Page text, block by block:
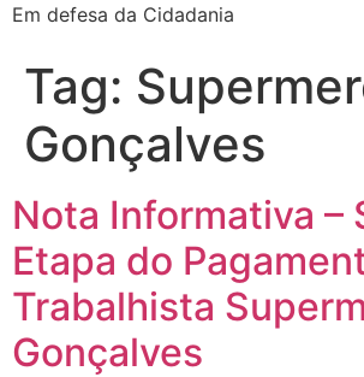
Em defesa da Cidadania
Tag:
Gonçalves
Nota Informativa –
Etapa do
Trabalhista
Gonçalves